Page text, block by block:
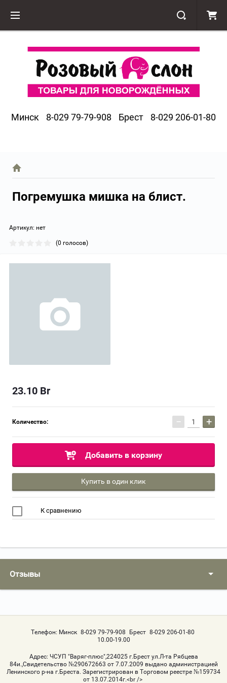
Минск 8-029 79-79-908 Брест 8-029 206-01-80
Погремушка мишка на блист.
Артикул: нет
(0 голосов)
23.10 Br
Количество: − +
Добавить в корзину
Купить в один клик
К сравнению
Отзывы
Телефон: Минск 8-029 79-79-908 Брест 8-029 206-01-80
10.00-19.00
Адрес: ЧСУП "Варяг-плюс",224025 г.Брест ул.Л-та Рябцева
84и.,Свидетельство №290672663 от 7.07.2009 выдано администрацией
Ленинского р-на г.Бреста. Зарегистрирован в Торговом реестре №159734
от 13.07.2014г.<br />